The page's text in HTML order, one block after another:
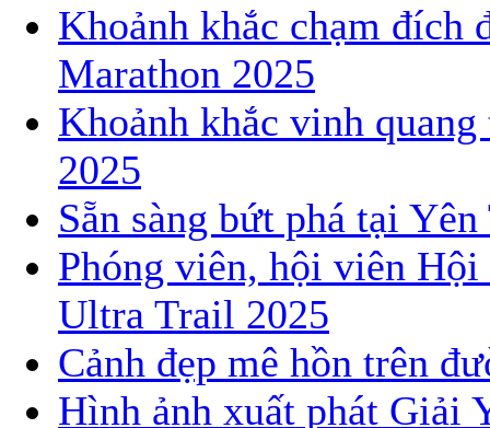
Khoảnh khắc chạm đích
Marathon 2025
Khoảnh khắc vinh
2025
Sẵn sàng bứt phá tại
Phóng viên, hội viên
Ultra Trail 2025
Cảnh đẹp mê hồn trên
Hình ảnh xuất phát Giải